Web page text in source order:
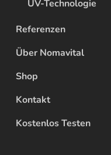
UV-Technologie
Referenzen
Über Nomavital
Shop
Kontakt
Kostenlos Testen